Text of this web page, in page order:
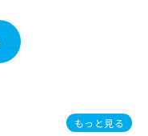
もっと見る